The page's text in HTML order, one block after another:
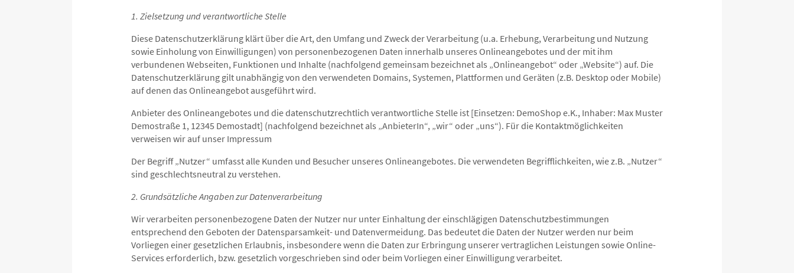
1. Zielsetzung und verantwortliche Stelle
Diese Datenschutzerklärung klärt über die Art, den Umfang und Zweck der Verarbeitung (u.a. Erhebung, Verarbeitung und Nutzung
sowie Einholung von Einwilligungen) von personenbezogenen Daten innerhalb unseres Onlineangebotes und der mit ihm
verbundenen Webseiten, Funktionen und Inhalte (nachfolgend gemeinsam bezeichnet als „Onlineangebot“ oder „Website“) auf. Die
Datenschutzerklärung gilt unabhängig von den verwendeten Domains, Systemen, Plattformen und Geräten (z.B. Desktop oder Mobile)
auf denen das Onlineangebot ausgeführt wird.
Anbieter des Onlineangebotes und die datenschutzrechtlich verantwortliche Stelle ist [Einsetzen: DemoShop e.K., Inhaber: Max Muster
Demostraße 1, 12345 Demostadt] (nachfolgend bezeichnet als „AnbieterIn“, „wir“ oder „uns“). Für die Kontaktmöglichkeiten
verweisen wir auf unser Impressum
Der Begriff „Nutzer“ umfasst alle Kunden und Besucher unseres Onlineangebotes. Die verwendeten Begrifflichkeiten, wie z.B. „Nutzer“
sind geschlechtsneutral zu verstehen.
2. Grundsätzliche Angaben zur Datenverarbeitung
Wir verarbeiten personenbezogene Daten der Nutzer nur unter Einhaltung der einschlägigen Datenschutzbestimmungen
entsprechend den Geboten der Datensparsamkeit- und Datenvermeidung. Das bedeutet die Daten der Nutzer werden nur beim
Vorliegen einer gesetzlichen Erlaubnis, insbesondere wenn die Daten zur Erbringung unserer vertraglichen Leistungen sowie Online-
Services erforderlich, bzw. gesetzlich vorgeschrieben sind oder beim Vorliegen einer Einwilligung verarbeitet.